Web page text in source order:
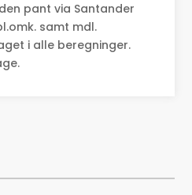
pant via Santander
samt mdl.
i alle beregninger.